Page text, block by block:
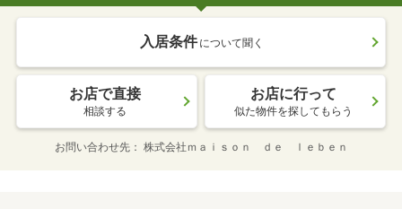
入居条件 について聞く
お店で直接
相談する
お店に行って
似た物件を探してもらう
お問い合わせ先 株式会社ｍａｉｓｏｎ ｄｅ ｌｅｂｅｎ